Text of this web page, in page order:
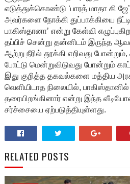
எடுத்துக்கொண்டு ‘பாரத் மாதா கி ஜே’
அவர்களை நோக்கி துப்பாக்கியை
பாகிஸ்தானா’ என்று கேள்வி
தப்பிச் சென்று தன்னிடம் இருந்த
ஆற்று நீரில் தூக்கி எறிவது
போட்டு மென்றுவிடுவது போன்றும்
இது குறித்த தகவல்களை மத்திய
வெளியிடாத நிலையில்,
தரையிறங்கினார் என்று இந்த வீடியோவில்
சர்ச்சையை ஏற்படுத்தியுள்ளது.
RELATED POSTS